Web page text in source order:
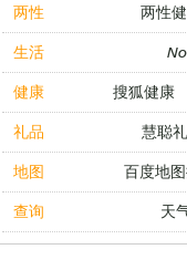
两性 两性
生活
健康 搜狐健康
礼品 慧聪
地图 百度地
查询 天